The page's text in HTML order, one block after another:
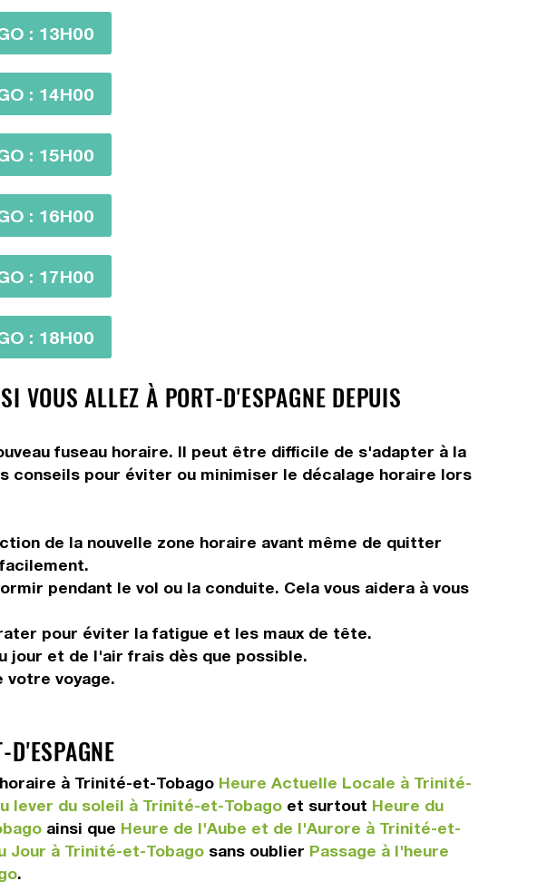
: 13H00
: 14H00
: 15H00
: 16H00
: 17H00
: 18H00
VOUS ALLEZ À PORT-D'ESPAGNE DEPUIS
fuseau horaire. Il peut être difficile de s'adapter à la
conseils pour éviter ou minimiser le décalage horaire lors
de la nouvelle zone horaire avant même de quitter
pendant le vol ou la conduite. Cela vous aidera à vous
pour éviter la fatigue et les maux de tête.
jour et de l'air frais dès que possible.
voyage.
à Trinité-et-Tobago Heure Actuelle Locale à Trinité-
lever du soleil à Trinité-et-Tobago et surtout Heure du
ainsi que Heure de l'Aube et de l'Aurore à Trinité-et-
Jour à Trinité-et-Tobago sans oublier Passage à l'heure
.